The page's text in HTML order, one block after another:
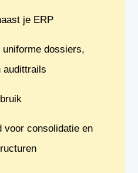
je ERP
dossiers,
audittrails
voor consolidatie en